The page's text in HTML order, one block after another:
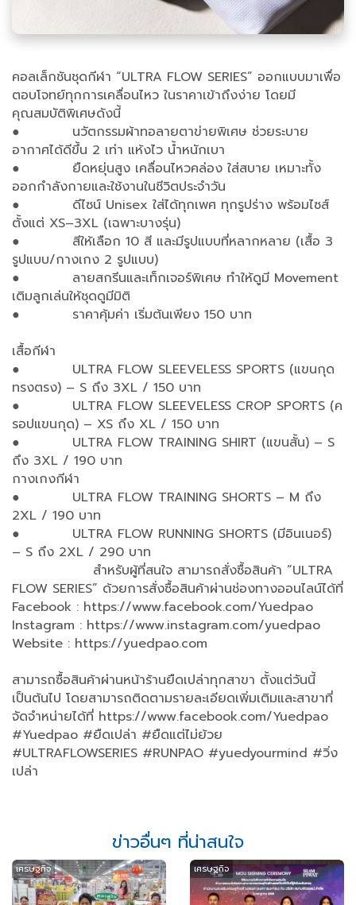
คอลเล็กชันชุดกีฬา “ULTRA FLOW SERIES” ออกแบบมาเพื่อ
ตอบโจทย์ทุกการเคลื่อนไหว ในราคาเข้าถึงง่าย โดยมี
คุณสมบัติพิเศษดังนี้
● นวัตกรรมผ้าทอลายตาข่ายพิเศษ ช่วยระบาย
อากาศได้ดีขึ้น 2 เท่า แห้งไว น้ำหนักเบา
● ยืดหยุ่นสูง เคลื่อนไหวคล่อง ใส่สบาย เหมาะทั้ง
ออกกำลังกายและใช้งานในชีวิตประจำวัน
● ดีไซน์ Unisex ใส่ได้ทุกเพศ ทุกรูปร่าง พร้อมไซส์
ตั้งแต่ XS–3XL (เฉพาะบางรุ่น)
● สีให้เลือก 10 สี และมีรูปแบบที่หลากหลาย (เสื้อ 3
รูปแบบ/กางเกง 2 รูปแบบ)
● ลายสกรีนและเท็กเจอร์พิเศษ ทำให้ดูมี Movement
เติมลูกเล่นให้ชุดดูมีมิติ
● ราคาคุ้มค่า เริ่มต้นเพียง 150 บาท
เสื้อกีฬา
● ULTRA FLOW SLEEVELESS SPORTS (แขนกุด
ทรงตรง) – S ถึง 3XL / 150 บาท
● ULTRA FLOW SLEEVELESS CROP SPORTS (ค
รอปแขนกุด) – XS ถึง XL / 150 บาท
● ULTRA FLOW TRAINING SHIRT (แขนสั้น) – S
ถึง 3XL / 190 บาท
กางเกงกีฬา
● ULTRA FLOW TRAINING SHORTS – M ถึง
2XL / 190 บาท
● ULTRA FLOW RUNNING SHORTS (มีอินเนอร์)
– S ถึง 2XL / 290 บาท
สำหรับผู้ที่สนใจ สามารถสั่งซื้อสินค้า “ULTRA
FLOW SERIES” ด้วยการสั่งซื้อสินค้าผ่านช่องทางออนไลน์ได้ที่
Facebook : https://www.facebook.com/Yuedpao
Instagram : https://www.instagram.com/yuedpao
Website : https://yuedpao.com
สามารถซื้อสินค้าผ่านหน้าร้านยืดเปล่าทุกสาขา ตั้งแต่วันนี้
เป็นต้นไป โดยสามารถติดตามรายละเอียดเพิ่มเติมและสาขาที่
จัดจำหน่ายได้ที่ https://www.facebook.com/Yuedpao
#Yuedpao #ยืดเปล่า #ยืดแต่ไม่ย้วย
#ULTRAFLOWSERIES #RUNPAO #yuedyourmind #วิ่ง
เปล่า
ข่าวอื่นๆ ที่น่าสนใจ
เศรษฐกิจ เศรษฐกิจ